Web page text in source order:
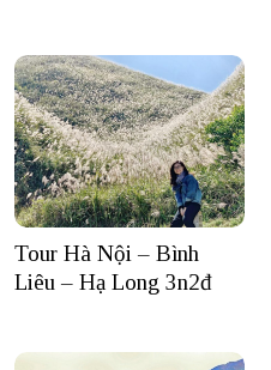
Tour Hà Nội – Bình
Liêu – Hạ Long 3n2đ